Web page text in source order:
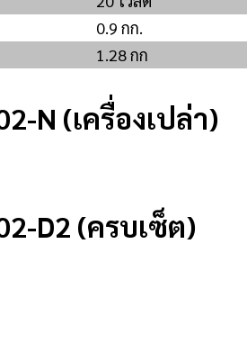
0.9 กก.
1.28 กก
N (เครื่องเปล่า)
D2 (ครบเซ็ต)